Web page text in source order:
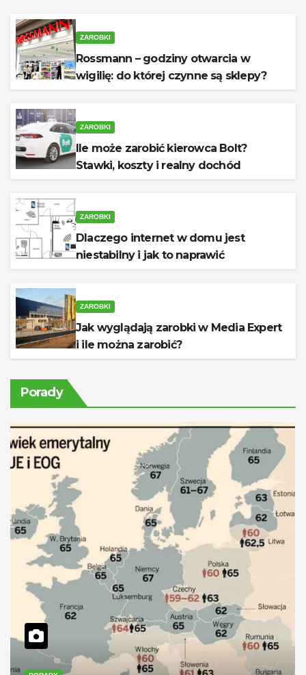
ZAROBKI
Rossmann – godziny otwarcia w
wigilię: do której czynne są sklepy?
ZAROBKI
Ile może zarobić kierowca Bolt?
Stawki, koszty i realny dochód
ZAROBKI
Dlaczego internet w domu jest
niestabilny i jak to naprawić
ZAROBKI
Jak wyglądają zarobki w Media Expert
i ile można zarobić?
Porady